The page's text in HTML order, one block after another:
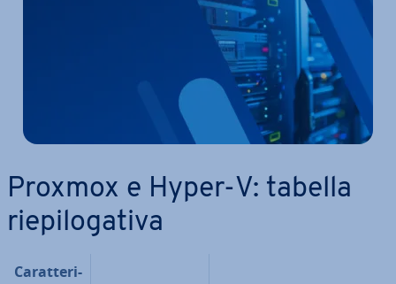
Proxmox e Hyper-V: tabella
rie­pi­lo­ga­ti­va
Ca­rat­te­ri­